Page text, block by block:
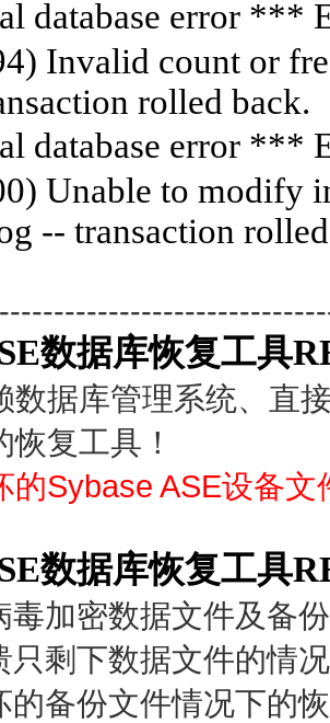
database error ***
Invalid count or
rolled back.
database error ***
Unable to modify
-- transaction
数据库恢复工具
数据库管理系统、直
复工具！
的Sybase ASE设备
数据库恢复工具
毒加密数据文件及备
只剩下数据文件的情
的备份文件情况下的